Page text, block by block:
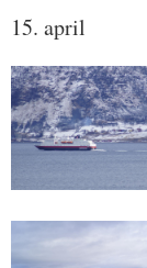
15. april